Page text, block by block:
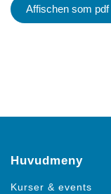
Affischen som pdf
Huvudmeny
Kurser & events